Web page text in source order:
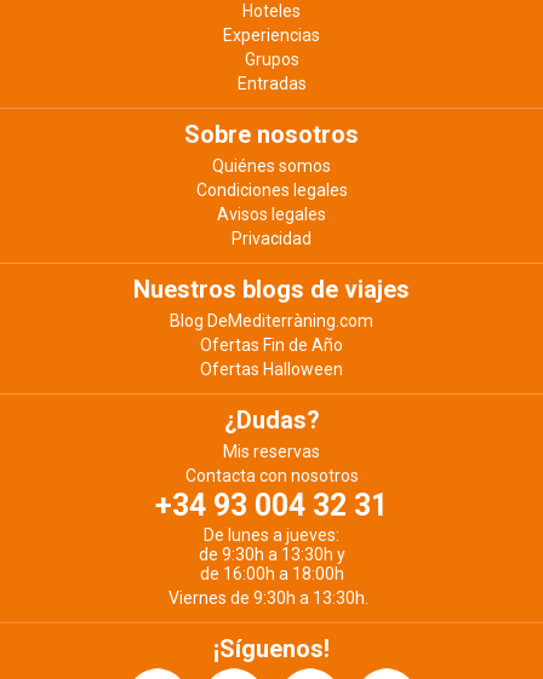
Hoteles
Experiencias
Grupos
Entradas
Sobre nosotros
Quiénes somos
Condiciones legales
Avisos legales
Privacidad
Nuestros blogs de viajes
Blog DeMediterràning.com
Ofertas Fin de Año
Ofertas Halloween
¿Dudas?
Mis reservas
Contacta con nosotros
+34 93 004 32 31
De lunes a jueves:
de 9:30h a 13:30h y
de 16:00h a 18:00h
Viernes de 9:30h a 13:30h.
¡Síguenos!